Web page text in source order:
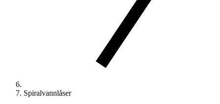
Spiralvannlåser